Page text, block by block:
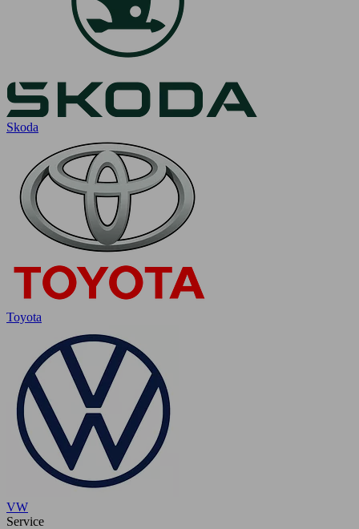
Skoda
Toyota
VW
Service